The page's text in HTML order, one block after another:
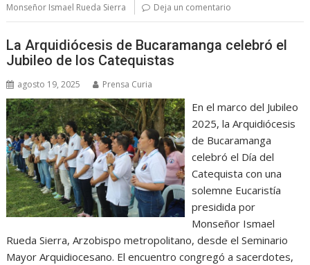
Monseñor Ismael Rueda Sierra Deja un comentario
La Arquidiócesis de Bucaramanga celebró el
Jubileo de los Catequistas
agosto 19, 2025 Prensa Curia
En el marco del Jubileo
2025, la Arquidiócesis
de Bucaramanga
celebró el Día del
Catequista con una
solemne Eucaristía
presidida por
Monseñor Ismael
Rueda Sierra, Arzobispo metropolitano, desde el Seminario
Mayor Arquidiocesano. El encuentro congregó a sacerdotes,